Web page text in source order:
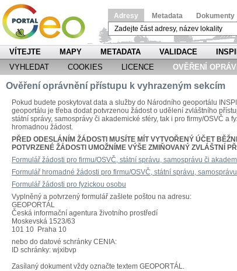
Adresy Metadata Dokumenty
VÍTEJTE MAPY METADATA VALIDACE
VYHLEDAT
COOKIES LICENCE OVĚŘENÍ
Ověření oprávnění přístupu k vyhrazeným sekcím
Pokud budete poskytovat data a služby do Národního geoportálu
geoportálu je třeba dodat potvrzenou žádost o udělení zvláštního
státní správy, samosprávy či akademické sféry, tak i pro firmy/OSVČ
hromadnou žádost.
PŘED ODESLÁNÍM ŽÁDOSTI MUSÍTE MÍT VYTVOŘENÝ ÚČET
POTVRZENÉ ŽÁDOSTI UMOŽNÍME VÝŠE ZMIŇOVANÝ ZVLÁŠTNÍ
Formulář žádosti pro firmu/OSVČ, státní správu, samosprávu či
Formulář hromadné žádosti pro firmu/OSVČ, státní správu,
Formulář žádosti pro fyzickou osobu
Vyplněný a potvrzený formulář zašlete poštou na adresu:
GEOPORTÁL
Česká informační agentura životního prostředí
Moskevská 1523/63
101 10 Praha 10
nebo do datové schránky CENIA:
ID schránky: wjxibvp
Zasílaný dokument vždy označte textem GEOPORTÁL.